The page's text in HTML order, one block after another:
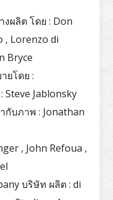
ผลิต โดย : Don
, Lorenzo di
Bryce
ยโดย :
Jablonsky
กับภาพ : Jonathan
, John Refoua ,
บริษัท ผลิต : di